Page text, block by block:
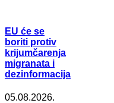
EU će se
boriti protiv
krijumčarenja
migranata i
dezinformacija
05.08.2026.